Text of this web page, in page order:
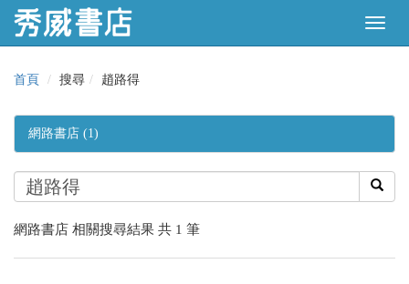
首頁 搜尋 趙路得
網路書店 (1)
網路書店 相關搜尋結果 共 1 筆